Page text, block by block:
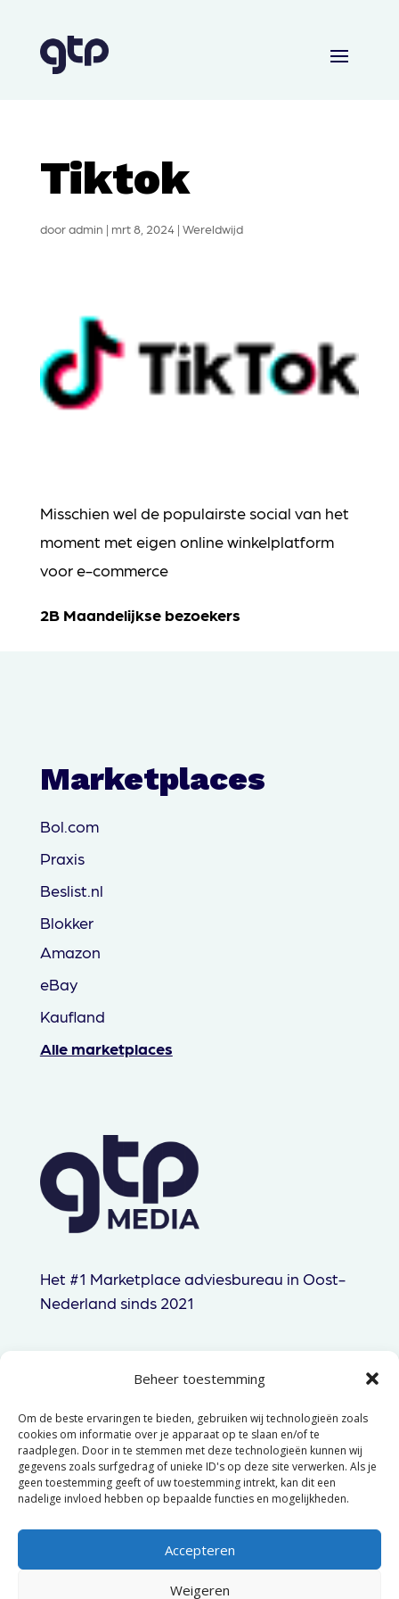
Beheer toestemming
Om de beste ervaringen te bieden, gebruiken wij technologieën zoals
cookies om informatie over je apparaat op te slaan en/of te
raadplegen. Door in te stemmen met deze technologieën kunnen wij
gegevens zoals surfgedrag of unieke ID's op deze site verwerken. Als je
geen toestemming geeft of uw toestemming intrekt, kan dit een
nadelige invloed hebben op bepaalde functies en mogelijkheden.
Accepteren
Weigeren
Tiktok
dooradmin | mrt 8, 2024| Wereldwijd
Misschien wel de populairste social van het
moment met eigen online winkelplatform
voor e-commerce
2B Maandelijkse bezoekers
Marketplaces
Bol.com
Praxis
Beslist.nl
Blokker
Amazon
eBay
Kaufland
Alle marketplaces
Het #1 Marketplace adviesbureau in Oost-
Nederland sinds 2021
hallo@gtpmedia.nl
Hengelo, NL